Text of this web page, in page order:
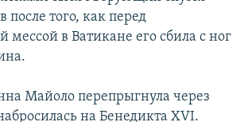
РС
после того, как перед
мессой в Ватикане его сбила с ног
Майоло перепрыгнула через
на Бенедикта XVI.